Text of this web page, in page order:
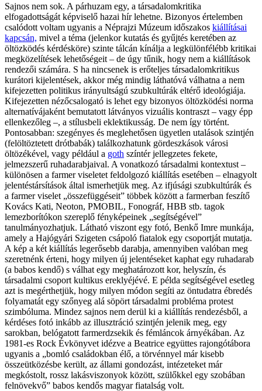
Sajnos nem sok. A párhuzam egy, a társadalomkritika
elfogadottságát képviselő hazai hír lehetne. Bizonyos értelemben
csalódott voltam ugyanis a Néprajzi Múzeum időszakos kiállításai
kapcsán, mivel a téma (jelenkor kutatás és gyűjtés keretében az
öltözködés kérdésköre) szinte tálcán kínálja a legkülönfélébb kritikai
megközelítések lehetőségeit – de úgy tűnik, hogy nem a kiállítások
rendezői számára. S ha nincsenek is erőteljes társadalomkritikus
kurátori kijelentések, akkor még mindig láthatóvá válhatna a nem
kifejezetten politikus irányultságú szubkultúrák eltérő ideológiája.
Kifejezetten nézőcsalogató is lehet egy bizonyos öltözködési norma
alternatívájaként bemutatott látványos vizuális kontraszt – vagy épp
ellenkezőleg –, a stílusbeli eklektikusság. De nem így történt.
Pontosabban: szegényes és meglehetősen ügyetlen utalások szintjén
(felöltöztetett drótbabák) találkozhatunk gördeszkások városi
öltözékével, vagy például a goth színtér jellegzetes fekete,
jelmezszerű ruhadarabjaival. A vonatkozó társadalmi kontextust –
különösen a farmer viseletet feldolgozó kiállítás esetében – elnagyolt
jelentéstársítások által ismerhetjük meg. Az ifjúsági szubkultúrák és
a farmer viselet „összefüggéseit” többek között a farmerban feszítő
Kovács Kati, Neoton, PMOBIL, Fonográf, HBB stb. tagok
lemezborítókon szereplő fényképeinek „segítségével”
tanulmányozhatjuk. Látható viszont egy fotó, Benkő Imre munkája,
amely a Hajógyári Szigeten csápoló fiatalok egy csoportját mutatja.
A kép a két kiállítás legerősebb darabja, amennyiben valóban meg
szeretnénk érteni, hogy milyen új jelentéseket kaphat egy ruhadarab
(a babos kendő) s válhat egy meghatározott kor, helyszín, és
társadalmi csoport kultikus ereklyéjévé. E példa segítségével esetleg
azt is megérthetjük, hogy milyen módon segíti az öntudatra ébredés
folyamatát egy szőnyeg alá söpört társadalmi probléma protest
szimbóluma. Mindez sajnos nem derül ki a kiállítás rendezésből, a
kérdéses fotó inkább az illusztráció szintjén jelenik meg, egy
sarokban, belógatott farmerdzsekik és fémláncok árnyékában. Az
1981-es Rock Évkönyvet idézve a Beatrice együttes rajongótábora
ugyanis a „bomló családokban élő, a törvénnyel már kisebb
összeütközésbe került, az állami gondozást, intézeteket már
megkóstolt, rossz lakásviszonyok között, szülőkkel egy szobában
felnövekvő” babos kendős magyar fiatalság volt.